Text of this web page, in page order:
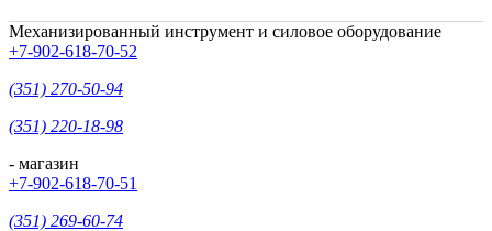
Механизированный инструмент и силовое оборудование
+7-902-618-70-52
(351) 270-50-94
(351) 220-18-98
- магазин
+7-902-618-70-51
(351) 269-60-74